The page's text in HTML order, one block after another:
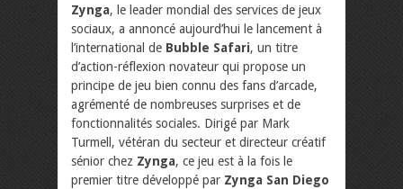
Zynga, le leader mondial des services de jeux
sociaux, a annoncé aujourd’hui le lancement à
l’international de Bubble Safari, un titre
d’action-réflexion novateur qui propose un
principe de jeu bien connu des fans d’arcade,
agrémenté de nombreuses surprises et de
fonctionnalités sociales. Dirigé par Mark
Turmell, vétéran du secteur et directeur créatif
sénior chez Zynga, ce jeu est à la fois le
premier titre développé par Zynga San Diego